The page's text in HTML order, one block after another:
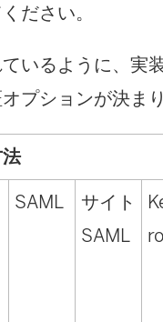
ださい。
いるように、実
プションが決まり
SAML
サイト
SAML